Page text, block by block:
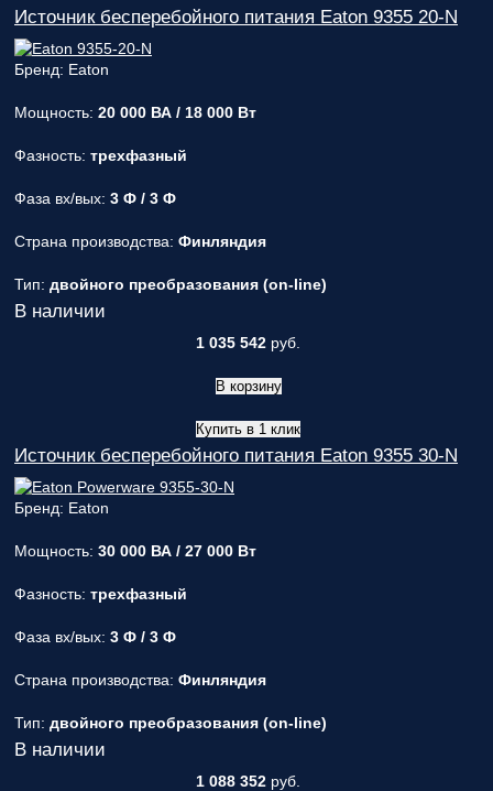
Источник бесперебойного питания Eaton 9355 20-N
Бренд: Eaton
Мощность: 20 000 ВА / 18 000 Вт
Фазность: трехфазный
Фаза вх/вых: 3 Ф / 3 Ф
Страна производства: Финляндия
Тип: двойного преобразования (on-line)
В наличии
1 035 542 руб.
В корзину
Купить в 1 клик
Источник бесперебойного питания Eaton 9355 30-N
Бренд: Eaton
Мощность: 30 000 ВА / 27 000 Вт
Фазность: трехфазный
Фаза вх/вых: 3 Ф / 3 Ф
Страна производства: Финляндия
Тип: двойного преобразования (on-line)
В наличии
1 088 352 руб.